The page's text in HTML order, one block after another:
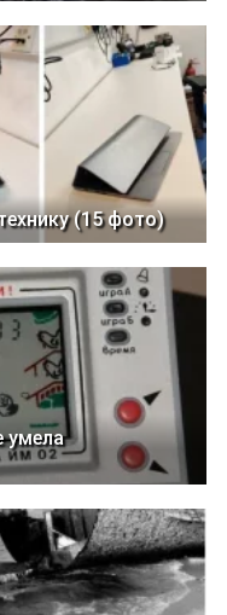
(15 фото)
умела